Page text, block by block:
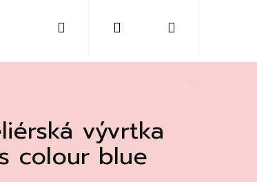
Sklo Doplňky Kontakt
Přihlášení
vývrtka
colour blue